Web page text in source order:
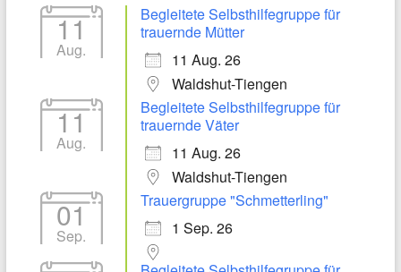
11
Aug.
Begleitete Selbsthilfegruppe für
trauernde Mütter
11 Aug. 26
Waldshut-Tiengen
11
Aug.
Begleitete Selbsthilfegruppe für
trauernde Väter
11 Aug. 26
Waldshut-Tiengen
01
Sep.
Trauergruppe "Schmetterling"
1 Sep. 26